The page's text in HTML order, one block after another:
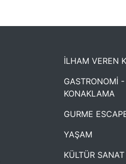
İLHAM VEREN
GASTRONOMİ -
KONAKLAMA
GURME
YAŞAM
KÜLTÜR SANAT